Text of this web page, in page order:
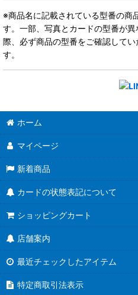
※商品名に記載されている型番の商
す。一部、写真とカードの型番が
際、必ず商品の型番をご確認して
す。
ホーム
マイページ
新着商品
カードの状態表記について
ショッピングカート
店舗案内
最近チェックしたアイテム
特定商取引法表示